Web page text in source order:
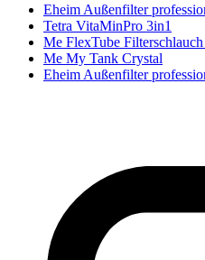
Eheim Außenfilter
Tetra VitaMinPro 3in1
Me FlexTube
Me My Tank Crystal
Eheim Außenfilter